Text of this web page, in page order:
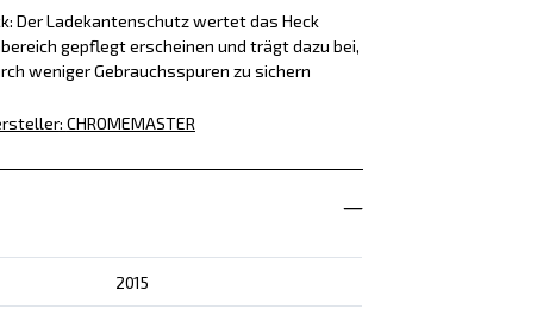
Der Ladekantenschutz wertet das Heck
gepflegt erscheinen und trägt dazu bei,
weniger Gebrauchsspuren zu sichern
: CHROMEMASTER
2015